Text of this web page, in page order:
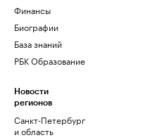
Финансы
Биографии
База знаний
РБК Образование
Новости
регионов
Санкт-Петербург
и область